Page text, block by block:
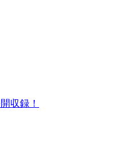
収録！